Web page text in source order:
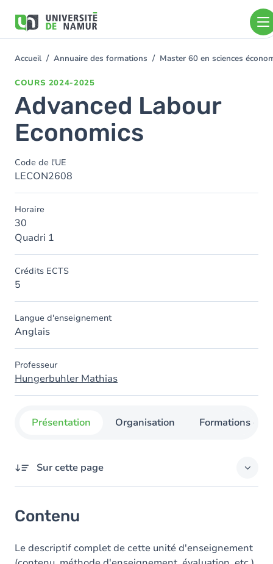
contenu
You
Accueil Annuaire des formations Master 60 en sciences
COURS 2024-2025
Advanced Labour
Economics
Code de l'UE
LECON2608
Horaire
30
Quadri 1
Crédits ECTS
5
Langue d'enseignement
Anglais
Professeur
Hungerbuhler Mathias
Présentation Organisation Formations
Sur cette page
Contenu
Le descriptif complet de cette unité d'enseignement